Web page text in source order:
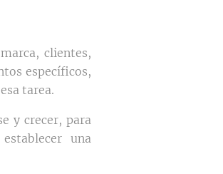
clientes,
específicos,
tarea.
y crecer, para
una